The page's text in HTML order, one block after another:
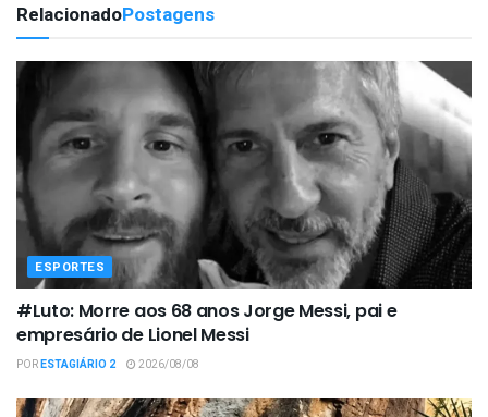
RelacionadoPostagens
ESPORTES
#Luto: Morre aos 68 anos Jorge Messi, pai e
empresário de Lionel Messi
PORESTAGIÁRIO 2 2026/08/08